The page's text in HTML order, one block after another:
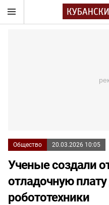
Общество 20.03.2026 10:05
Ученые создали
отладочную
робототехники